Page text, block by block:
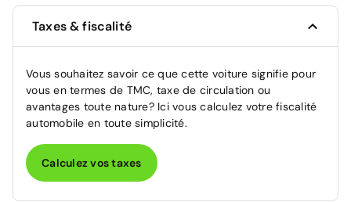
Taxes & fiscalité
Vous souhaitez savoir ce que cette voiture signifie pour
vous en termes de TMC, taxe de circulation ou
avantages toute nature? Ici vous calculez votre fiscalité
automobile en toute simplicité.
Calculez vos taxes